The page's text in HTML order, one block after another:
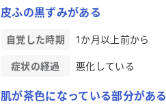
皮ふの黒ずみがある
自覚した時期 1か月以上前から
症状の経過 悪化している
肌が茶色になっている部分がある